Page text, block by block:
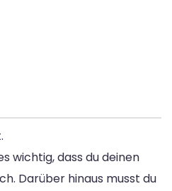
wichtig, dass du deinen
Darüber hinaus musst du